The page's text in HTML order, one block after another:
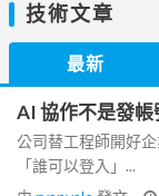
技術文章
最新
AI 協作不是發
公司替工程師開好
「誰可以登入」...